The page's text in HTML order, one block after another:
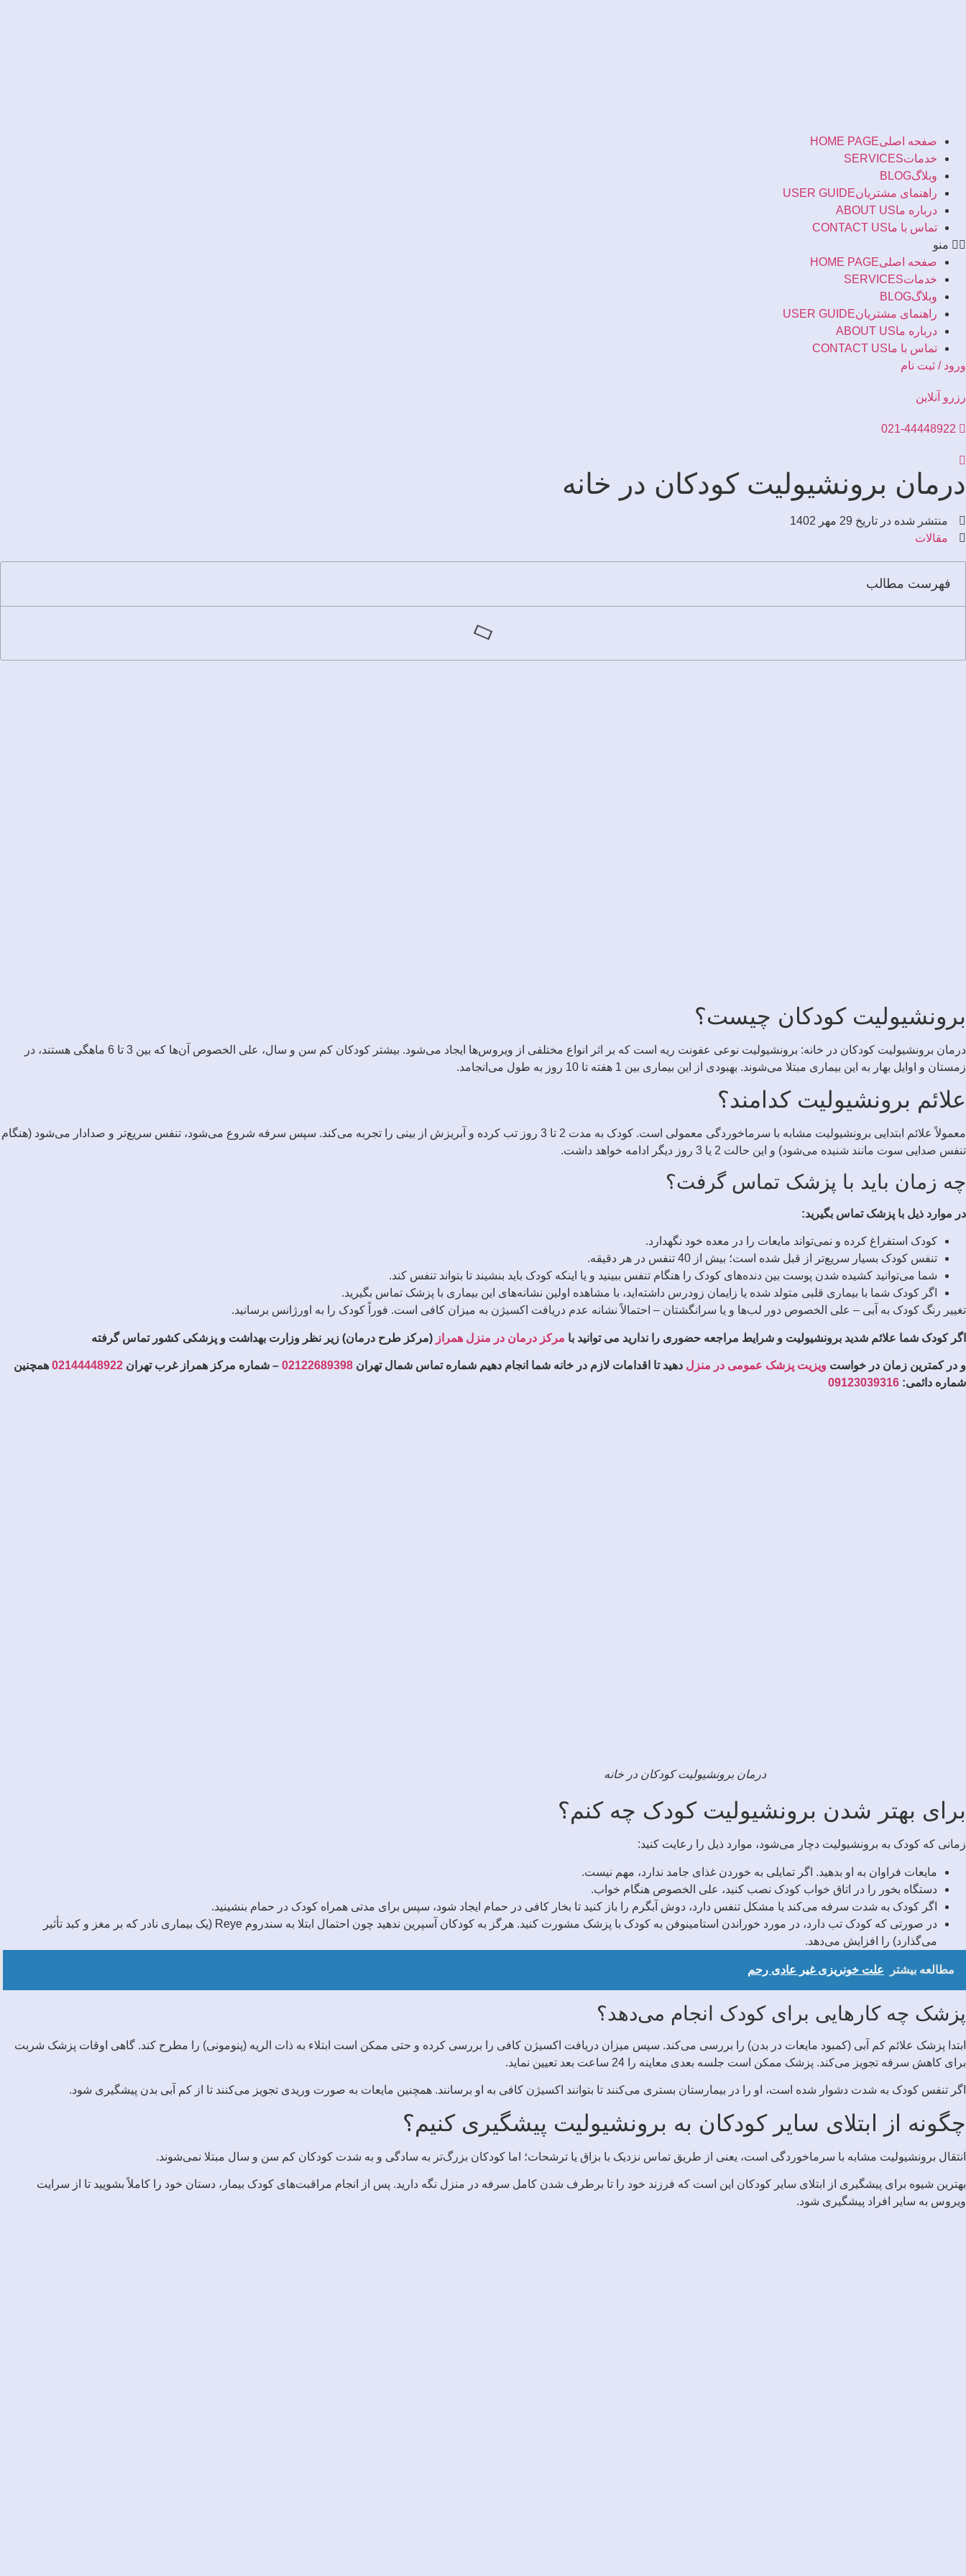
صفحه اصلیHOME PAGE
خدماتSERVICES
وبلاگBLOG
راهنمای مشتریانUSER GUIDE
درباره ماABOUT US
تماس با ماCONTACT US
منو
صفحه اصلیHOME PAGE
خدماتSERVICES
وبلاگBLOG
راهنمای مشتریانUSER GUIDE
درباره ماABOUT US
تماس با ماCONTACT US
ورود / ثبت نام
رزرو آنلاین
021-44448922
درمان برونشیولیت کودکان در خانه
منتشر شده در تاریخ
مقالات
فهرست مطالب
برونشیولیت کودکان چیست؟
درمان برونشیولیت کودکان در خانه: برونشیولیت نوعی عفونت ریه است که بر اثر انواع مختلفی از ویروس‌ها ایجاد می‌شود. بیشتر کودکان کم سن و سال، علی الخصوص آن‌ها که بین 3 تا 6 ماهگی هستند، در
زمستان و اوایل بهار به این بیماری مبتلا می‌شوند. بهبودی از این بیماری بین 1 هفته تا 10 روز به طول می‌انجامد.
علائم برونشیولیت کدامند؟
معمولاً علائم ابتدایی برونشیولیت مشابه با سرماخوردگی معمولی است. کودک به مدت 2 تا 3 روز تب کرده و آبریزش از بینی را تجربه می‌کند. سپس سرفه شروع می‌شود، تنفس سریع‌تر و صدادار می‌شود (هنگام
تنفس صدایی سوت مانند شنیده می‌شود) و این حالت 2 یا 3 روز دیگر ادامه خواهد داشت.
چه زمان باید با پزشک تماس گرفت؟
در موارد ذیل با پزشک تماس بگیرید:
کودک استفراغ کرده و نمی‌تواند مایعات را در معده خود نگهدارد.
تنفس کودک بسیار سریع‌تر از قبل شده است؛ بیش از 40 تنفس در هر دقیقه.
شما می‌توانید کشیده شدن پوست بین دنده‌های کودک را هنگام تنفس ببینید و یا اینکه کودک باید بنشیند تا بتواند تنفس کند.
اگر کودک شما با بیماری قلبی متولد شده یا زایمان زودرس داشته‌اید، با مشاهده اولین نشانه‌های این بیماری با پزشک تماس بگیرید.
تغییر رنگ کودک به آبی – علی الخصوص دور لب‌ها و یا سرانگشتان – احتمالاً نشانه عدم دریافت اکسیژن به میزان کافی است. فوراً کودک را به اورژانس برسانید.
اگر کودک شما علائم شدید برونشیولیت و شرایط مراجعه حضوری را ندارید می توانید با مرکز درمان در منزل همراز (مرکز طرح درمان) زیر نظر وزارت بهداشت و پزشکی کشور تماس گرفته
و در کمترین زمان در خواست ویزیت پزشک عمومی در منزل دهید تا اقدامات لازم در خانه شما انجام دهیم شماره تماس شمال تهران 02122689398 – شماره مرکز همراز غرب تهران
همچنین
شماره دائمی: 09123039316
درمان برونشیولیت کودکان در خانه
برای بهتر شدن برونشیولیت کودک چه کنم؟
زمانی که کودک به برونشیولیت دچار می‌شود، موارد ذیل را رعایت کنید:
مایعات فراوان به او بدهید. اگر تمایلی به خوردن غذای جامد ندارد، مهم نیست.
دستگاه بخور را در اتاق خواب کودک نصب کنید، علی الخصوص هنگام خواب.
اگر کودک به شدت سرفه می‌کند یا مشکل تنفس دارد، دوش آبگرم را باز کنید تا بخار کافی در حمام ایجاد شود، سپس برای مدتی همراه کودک در حمام بنشینید.
در صورتی که کودک تب دارد، در مورد خوراندن استامینوفن به کودک با پزشک مشورت کنید. هرگز به کودکان آسپرین ندهید چون احتمال ابتلا به سندروم Reye (یک بیماری نادر که بر مغز و کبد تأثیر
می‌گذارد) را افزایش می‌دهد.
مطالعه بیشتر علت خونریزی غیر عادی رحم
پزشک چه کارهایی برای کودک انجام می‌دهد؟
ابتدا پزشک علائم کم آبی (کمبود مایعات در بدن) را بررسی می‌کند. سپس میزان دریافت اکسیژن کافی را بررسی کرده و حتی ممکن است ابتلاء به ذات الریه (پنومونی) را مطرح کند. گاهی اوقات پزشک شربت
برای کاهش سرفه تجویز می‌کند. پزشک ممکن است جلسه بعدی معاینه را 24 ساعت بعد تعیین نماید.
اگر تنفس کودک به شدت دشوار شده است، او را در بیمارستان بستری می‌کنند تا بتوانند اکسیژن کافی به او برسانند. همچنین مایعات به صورت وریدی تجویز می‌کنند تا از کم آبی بدن پیشگیری شود.
چگونه از ابتلای سایر کودکان به برونشیولیت پیشگیری کنیم؟
انتقال برونشیولیت مشابه با سرماخوردگی است، یعنی از طریق تماس نزدیک با بزاق یا ترشحات؛ اما کودکان بزرگ‌تر به سادگی و به شدت کودکان کم سن و سال مبتلا نمی‌شوند.
بهترین شیوه برای پیشگیری از ابتلای سایر کودکان این است که فرزند خود را تا برطرف شدن کامل سرفه در منزل نگه دارید. پس از انجام مراقبت‌های کودک بیمار، دستان خود را کاملاً بشویید تا از سرایت
ویروس به سایر افراد پیشگیری شود.